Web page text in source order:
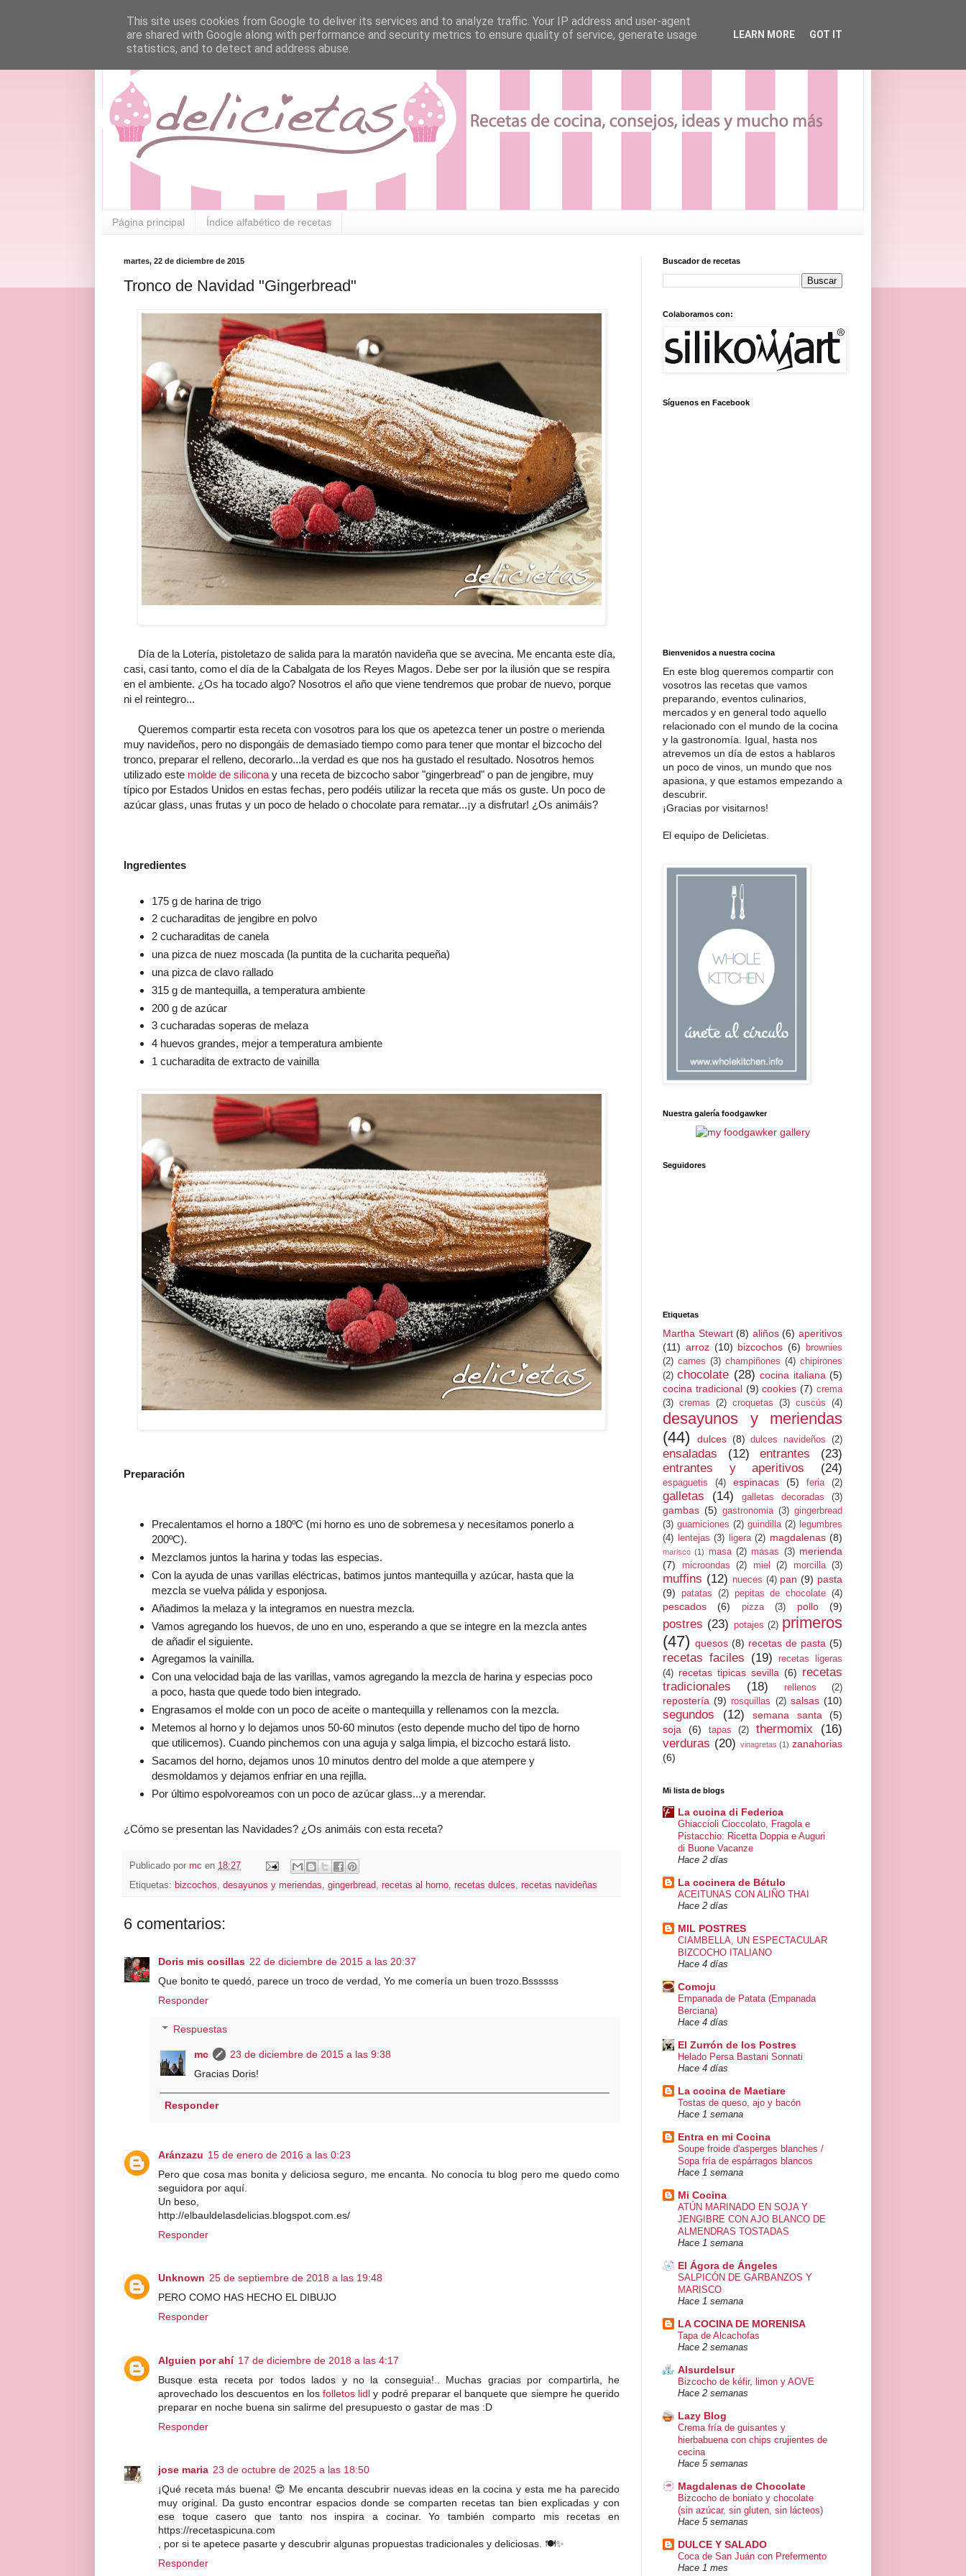
Página principal Índice alfabético de recetas
martes, 22 de diciembre de 2015
Tronco de Navidad "Gingerbread"
Día de la Lotería, pistoletazo de salida para la maratón navideña que se avecina. Me encanta este día,
casi, casi tanto, como el día de la Cabalgata de los Reyes Magos. Debe ser por la ilusión que se respira
en el ambiente. ¿Os ha tocado algo? Nosotros el año que viene tendremos que probar de nuevo, porque
ni el reintegro...
Queremos compartir esta receta con vosotros para los que os apetezca tener un postre o merienda
muy navideños, pero no dispongáis de demasiado tiempo como para tener que montar el bizcocho del
tronco, preparar el relleno, decorarlo...la verdad es que nos ha gustado el resultado. Nosotros hemos
utilizado este molde de silicona y una receta de bizcocho sabor "gingerbread" o pan de jengibre, muy
típico por Estados Unidos en estas fechas, pero podéis utilizar la receta que más os guste. Un poco de
azúcar glass, unas frutas y un poco de helado o chocolate para rematar...¡y a disfrutar! ¿Os animáis?
Ingredientes
175 g de harina de trigo
2 cucharaditas de jengibre en polvo
2 cucharaditas de canela
una pizca de nuez moscada (la puntita de la cucharita pequeña)
una pizca de clavo rallado
315 g de mantequilla, a temperatura ambiente
200 g de azúcar
3 cucharadas soperas de melaza
4 huevos grandes, mejor a temperatura ambiente
1 cucharadita de extracto de vainilla
Preparación
Precalentamos el horno a 180ºC (mi horno es uno de sobremesa y necesitamos ponerlo a
200ºC).
Mezclamos juntos la harina y todas las especias.
Con la ayuda de unas varillas eléctricas, batimos juntos mantequilla y azúcar, hasta que la
mezcla se vuelva pálida y esponjosa.
Añadimos la melaza y la integramos en nuestra mezcla.
Vamos agregando los huevos, de uno en uno, esperando a que se integre en la mezcla antes
de añadir el siguiente.
Agregamos la vainilla.
Con una velocidad baja de las varillas, vamos agregando la mezcla de harina y especias poco
a poco, hasta que quede todo bien integrado.
Engrasamos el molde con un poco de aceite o mantequilla y rellenamos con la mezcla.
Metemos al horno y lo dejamos unos 50-60 minutos (esto depende mucho del tipo de horno
que utilicemos). Cuando pinchemos con una aguja y salga limpia, el bizcocho estará listo.
Sacamos del horno, dejamos unos 10 minutos dentro del molde a que atempere y
desmoldamos y dejamos enfriar en una rejilla.
Por último espolvoreamos con un poco de azúcar glass...y a merendar.
¿Cómo se presentan las Navidades? ¿Os animáis con esta receta?
Publicado por mc en 18:27
Etiquetas: bizcochos desayunos y meriendas gingerbread recetas al horno recetas dulces recetas navideñas
6 comentarios:
Doris mis cosillas 22 de diciembre de 2015 a las 20:37
Que bonito te quedó, parece un troco de verdad, Yo me comería un buen trozo.Bssssss
Responder
Respuestas
mc
23 de diciembre de 2015 a las 9:38
Gracias Doris!
Responder
Aránzazu 15 de enero de 2016 a las 0:23
Pero que cosa mas bonita y deliciosa seguro, me encanta. No conocía tu blog pero me quedo como
seguidora por aquí.
Un beso,
http://elbauldelasdelicias.blogspot.com.es/
Responder
Unknown 25 de septiembre de 2018 a las 19:48
PERO COMO HAS HECHO EL DIBUJO
Responder
Alguien por ahí 17 de diciembre de 2018 a las 4:17
Busque esta receta por todos lados y no la conseguia!.. Muchas gracias por compartirla, he
aprovechado los descuentos en los folletos lidl y podré preparar el banquete que siempre he querido
preparar en noche buena sin salirme del presupuesto o gastar de mas :D
Responder
jose maria 23 de octubre de 2025 a las 18:50
¡Qué receta más buena! 😍 Me encanta descubrir nuevas ideas en la cocina y esta me ha parecido
muy original. Da gusto encontrar espacios donde se comparten recetas tan bien explicadas y con
ese toque casero que tanto nos inspira a cocinar. Yo también comparto mis recetas en
https://recetaspicuna.com
, por si te apetece pasarte y descubrir algunas propuestas tradicionales y deliciosas. 🍽️✨
Responder
Buscador de recetas
Colaboramos con:
Síguenos en Facebook
Bienvenidos a nuestra cocina
En este blog queremos compartir con
vosotros las recetas que vamos
preparando, eventos culinarios,
mercados y en general todo aquello
relacionado con el mundo de la cocina
y la gastronomía. Igual, hasta nos
atrevemos un día de estos a hablaros
un poco de vinos, un mundo que nos
apasiona, y que estamos empezando a
descubrir.
¡Gracias por visitarnos!
El equipo de Delicietas.
Nuestra galería foodgawker
Seguidores
Etiquetas
Martha Stewart (8) aliños (6) aperitivos
(11) arroz (10) bizcochos (6)
brownies
(2) carnes (3) champiñones (4) chipirones
(2) chocolate (28) cocina italiana (5)
cocina tradicional (9) cookies (7) crema
(3) cremas (2) croquetas (3) cuscús (4)
desayunos y meriendas
(44)
dulces (8) dulces navideños (2)
ensaladas (12) entrantes
(23)
entrantes y aperitivos
(24)
espaguetis (4) espinacas (5) feria (2)
galletas (14) galletas decoradas (3)
gambas (5) gastronomia (3) gingerbread
(3) guarniciones (2) guindilla (2) legumbres
(4)
lentejas (3) ligera (2) magdalenas (8)
marisco (1) masa (2) masas (3) merienda
(7)
microondas (2) miel (2) morcilla (3)
muffins (12) nueces (4) pan (9) pasta
(9)
patatas (2) pepitas de chocolate (4)
pescados (6) pizza (3) pollo (9)
postres (23) potajes (2) primeros
(47) quesos (8) recetas de pasta (5)
recetas faciles (19)
recetas ligeras
(4) recetas tipicas sevilla (6) recetas
tradicionales
(18) rellenos (2)
repostería (9) rosquillas (2) salsas (10)
segundos (12) semana santa
(5)
soja
(6) tapas (2) thermomix
(16)
verduras (20) vinagretas (1) zanahorias
(6)
Mi lista de blogs
La cucina di Federica
Ghiaccioli Cioccolato, Fragola e
Pistacchio: Ricetta Doppia e Auguri
di Buone Vacanze
Hace 2 días
La cocinera de Bétulo
ACEITUNAS CON ALIÑO THAI
Hace 2 días
MIL POSTRES
CIAMBELLA, UN ESPECTACULAR
BIZCOCHO ITALIANO
Hace 4 días
Comoju
Empanada de Patata (Empanada
Berciana)
Hace 4 días
El Zurrón de los Postres
Helado Persa Bastani Sonnati
Hace 4 días
La cocina de Maetiare
Tostas de queso, ajo y bacón
Hace 1 semana
Entra en mi Cocina
Soupe froide d'asperges blanches /
Sopa fría de espárragos blancos
Hace 1 semana
Mi Cocina
ATÚN MARINADO EN SOJA Y
JENGIBRE CON AJO BLANCO DE
ALMENDRAS TOSTADAS
Hace 1 semana
El Ágora de Ángeles
SALPICÓN DE GARBANZOS Y
MARISCO
Hace 1 semana
LA COCINA DE MORENISA
Tapa de Alcachofas
Hace 2 semanas
Alsurdelsur
Bizcocho de kéfir, limon y AOVE
Hace 2 semanas
Lazy Blog
Crema fría de guisantes y
hierbabuena con chips crujientes de
cecina
Hace 5 semanas
Magdalenas de Chocolate
Bizcocho de boniato y chocolate
(sin azúcar, sin gluten, sin lácteos)
Hace 5 semanas
DULCE Y SALADO
Coca de San Juán con Prefermento
Hace 1 mes
This site uses cookies from Google to deliver its services and to analyze traffic. Your IP address and user-agent
are shared with Google along with performance and security metrics to ensure quality of service, generate usage
statistics, and to detect and address abuse.
LEARN MORE GOT IT